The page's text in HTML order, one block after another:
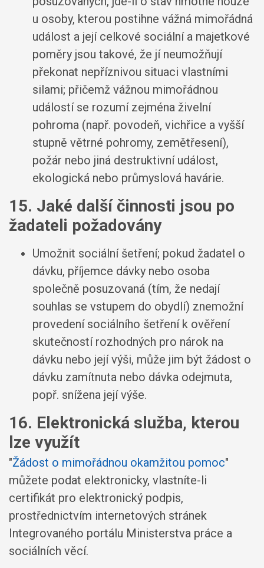
u osoby, kterou postihne vážná mimořádná
událost a její celkové sociální a majetkové
poměry jsou takové, že jí neumožňují
překonat nepříznivou situaci vlastními
silami; přičemž vážnou mimořádnou
událostí se rozumí zejména živelní
pohroma (např. povodeň, vichřice a vyšší
stupně větrné pohromy, zemětřesení),
požár nebo jiná destruktivní událost,
ekologická nebo průmyslová havárie.
15. Jaké další činnosti jsou po
žadateli požadovány
Umožnit sociální šetření; pokud žadatel o
dávku, příjemce dávky nebo osoba
společně posuzovaná (tím, že nedají
souhlas se vstupem do obydlí) znemožní
provedení sociálního šetření k ověření
skutečností rozhodných pro nárok na
dávku nebo její výši, může jim být žádost o
dávku zamítnuta nebo dávka odejmuta,
popř. snížena její výše.
16. Elektronická služba, kterou
lze využít
"Žádost o mimořádnou okamžitou pomoc"
můžete podat elektronicky, vlastníte-li
certifikát pro elektronický podpis,
prostřednictvím internetových stránek
Integrovaného portálu Ministerstva práce a
sociálních věcí.